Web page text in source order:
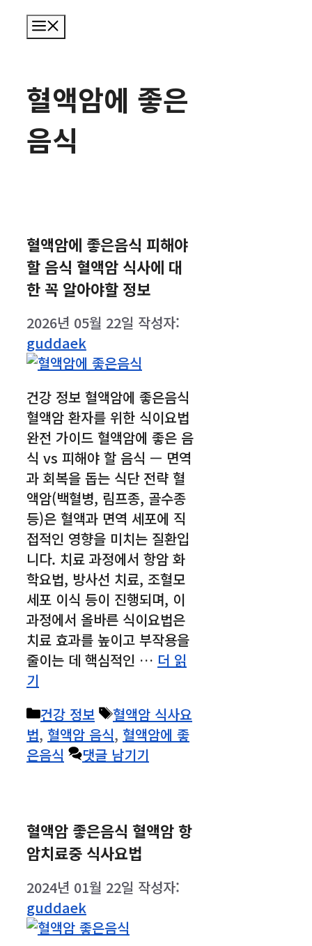
혈액암에 좋은
음식
혈액암에 좋은음식 피해야
할 음식 혈액암 식사에 대
한 꼭 알아야할 정보
2026년 05월 22일 작성자:
guddaek
건강 정보 혈액암에 좋은음식
혈액암 환자를 위한 식이요법
완전 가이드 혈액암에 좋은 음
식 vs 피해야 할 음식 — 면역
과 회복을 돕는 식단 전략 혈
액암(백혈병, 림프종, 골수종
등)은 혈액과 면역 세포에 직
접적인 영향을 미치는 질환입
니다. 치료 과정에서 항암 화
학요법, 방사선 치료, 조혈모
세포 이식 등이 진행되며, 이
과정에서 올바른 식이요법은
치료 효과를 높이고 부작용을
줄이는 데 핵심적인 … 더 읽
기
카
테
고
건강 정보
태
그
혈액암 식사요
법, 혈액암 음식, 혈액암에 좋
은음식
댓글 남기기
혈액암 좋은음식 혈액암 항
암치료중 식사요법
2024년 01월 22일 작성자:
guddaek